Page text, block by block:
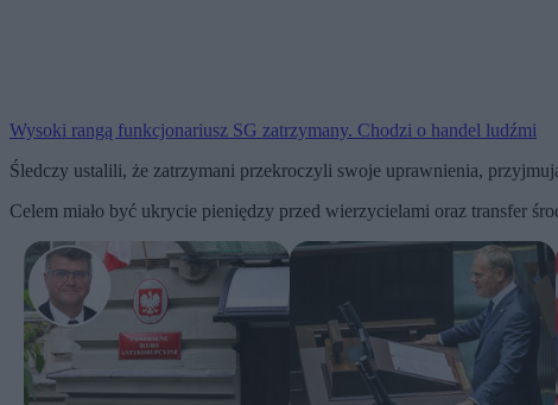
Wysoki rangą funkcjonariusz SG zatrzymany. Chodzi o handel ludźmi
Śledczy ustalili, że zatrzymani przekroczyli swoje uprawnienia,
Celem miało być ukrycie pieniędzy przed wierzycielami oraz transfer